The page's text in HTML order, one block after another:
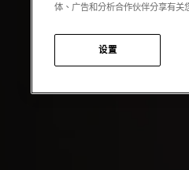
体、广告和分析合作伙伴分享有关
设置